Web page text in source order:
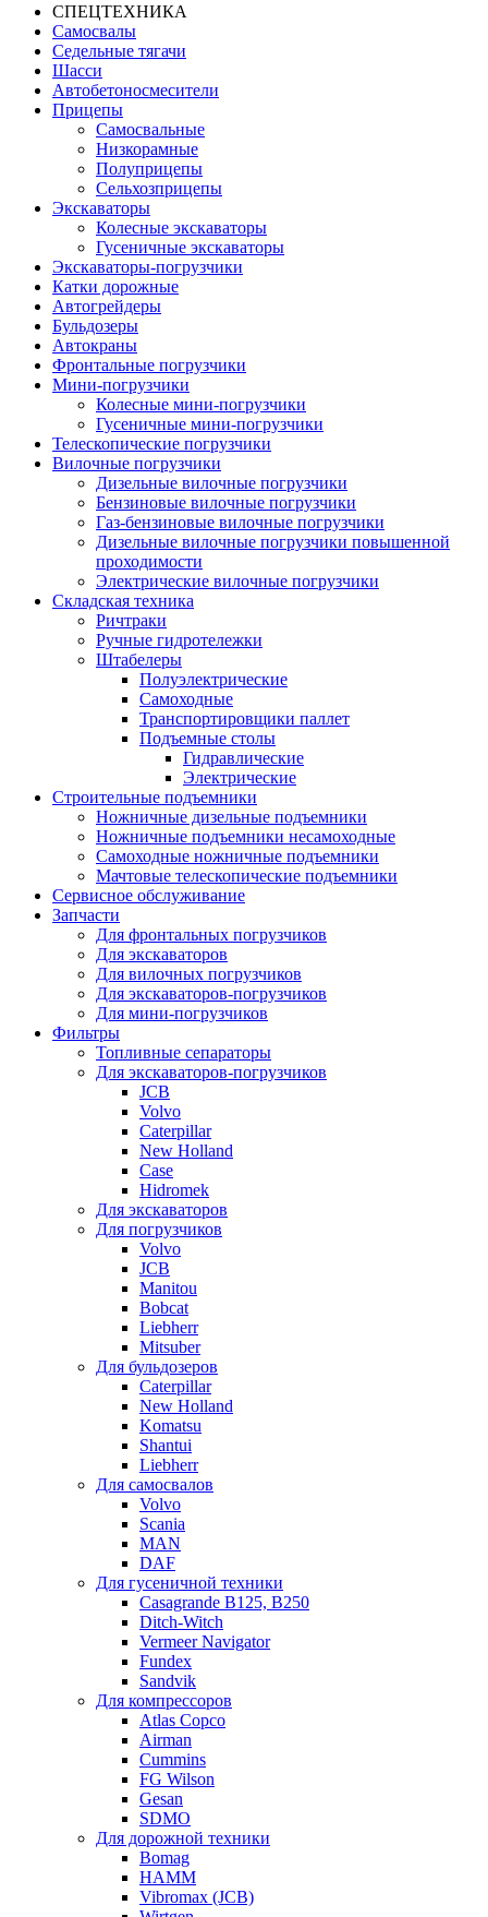
СПЕЦТЕХНИКА
Самосвалы
Седельные тягачи
Шасси
Автобетоно­смесители
Прицепы
Самосвальные
Низкорамные
Полуприцепы
Сельхозприцепы
Экскаваторы
Колесные экскаваторы
Гусеничные экскаваторы
Экскаваторы-погрузчики
Катки дорожные
Автогрейдеры
Бульдозеры
Автокраны
Фронтальные погрузчики
Мини-погрузчики
Колесные мини-погрузчики
Гусеничные мини-погрузчики
Телескопические погрузчики
Вилочные погрузчики
Дизельные вилочные погрузчики
Бензиновые вилочные погрузчики
Газ-бензиновые вилочные погрузчики
Дизельные вилочные погрузчики повышенной
проходимости
Электрические вилочные погрузчики
Складская техника
Ричтраки
Ручные гидротележки
Штабелеры
Полуэлектрические
Самоходные
Транспортировщики паллет
Подъемные столы
Гидравлические
Электрические
Строительные подъемники
Ножничные дизельные подъемники
Ножничные подъемники несамоходные
Самоходные ножничные подъемники
Мачтовые телескопические подъемники
Сервисное обслуживание
Запчасти
Для фронтальных погрузчиков
Для экскаваторов
Для вилочных погрузчиков
Для экскаваторов-погрузчиков
Для мини-погрузчиков
Фильтры
Топливные сепараторы
Для экскаваторов-погрузчиков
JCB
Volvo
Caterpillar
New Holland
Case
Hidromek
Для экскаваторов
Для погрузчиков
Volvo
JCB
Manitou
Bobcat
Liebherr
Mitsuber
Для бульдозеров
Caterpillar
New Holland
Komatsu
Shantui
Liebherr
Для самосвалов
Volvo
Scania
MAN
DAF
Для гусеничной техники
Casagrande B125, B250
Ditch-Witch
Vermeer Navigator
Fundex
Sandvik
Для компрессоров
Atlas Copco
Airman
Cummins
FG Wilson
Gesan
SDMO
Для дорожной техники
Bomag
HAMM
Vibromax (JCB)